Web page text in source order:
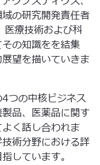
の研究開発責任者
医療技術および科
の知識をを結集
望を描いていきま
つの中核ビジネス
品、医薬品に関す
く話し合われま
術分野における詳
しています。